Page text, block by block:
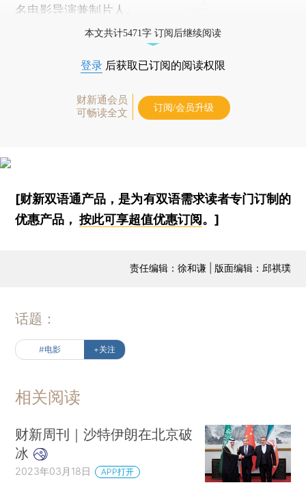
名电影导演兼制片人。
本文共计5471字 订阅后继续阅读
登录 后获取已订阅的阅读权限
财新通会员
可畅读全文
订阅/会员升级
[财新双语通产品，是为有双语需求读者专门订制的
优惠产品，按此可享超值优惠订阅。]
责任编辑：徐和谦 | 版面编辑：邱祺璞
话题：
#电影 +关注
相关阅读
财新周刊｜沙特伊朗在北京破
冰
2023年03月18日 APP打开